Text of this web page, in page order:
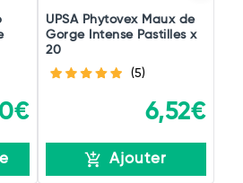
UPSA Phytovex Maux de
Gorge Intense Pastilles x
20
(5)
6,52€
Ajouter